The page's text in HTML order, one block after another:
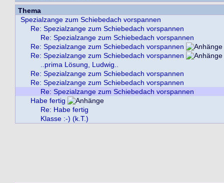
Thema
Spezialzange zum Schiebedach vorspannen
Re: Spezialzange zum Schiebedach vorspannen
Re: Spezialzange zum Schiebedach vorspannen
Re: Spezialzange zum Schiebedach vorspannen
Re: Spezialzange zum Schiebedach vorspannen
..prima Lösung, Ludwig..
Re: Spezialzange zum Schiebedach vorspannen
Re: Spezialzange zum Schiebedach vorspannen
Re: Spezialzange zum Schiebedach vorspannen
Habe fertig
Re: Habe fertig
Klasse :-) (k.T.)